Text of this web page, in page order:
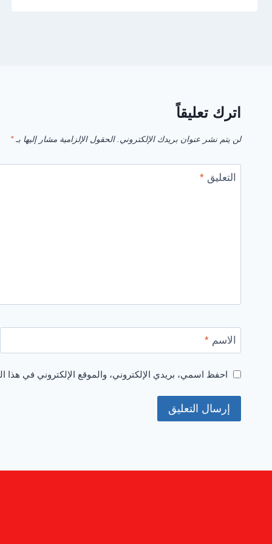
اترك تعليقاً
لن يتم نشر عنوان بريدك الإلكتروني. الحقول الإلزامية مشار إليها بـ*
التعليق*
الاسم*
احفظ اسمي، بريدي الإلكتروني، والموقع الإلكتروني في هذا